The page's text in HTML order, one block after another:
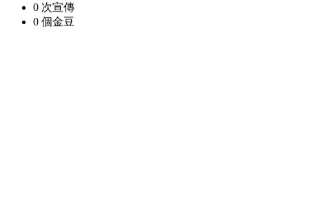
0 次宣傳
0 個金豆